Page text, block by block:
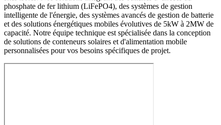
phosphate de fer lithium (LiFePO4), des systèmes de gestion
intelligente de l'énergie, des systèmes avancés de gestion de batterie
et des solutions énergétiques mobiles évolutives de 5kW à 2MW de
capacité. Notre équipe technique est spécialisée dans la conception
de solutions de conteneurs solaires et d'alimentation mobile
personnalisées pour vos besoins spécifiques de projet.